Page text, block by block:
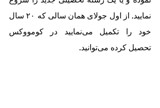
تحصیل کرده می‌توانید.